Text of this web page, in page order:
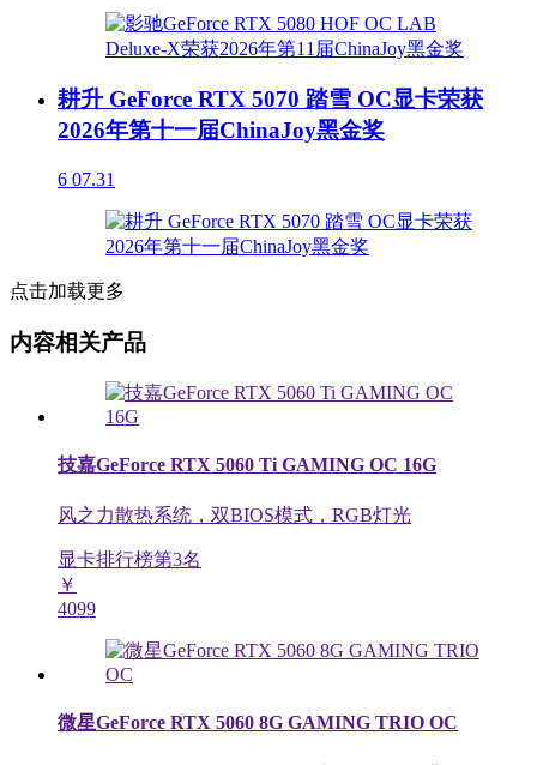
耕升 GeForce RTX 5070 踏雪 OC显卡荣获
2026年第十一届ChinaJoy黑金奖
6 07.31
点击加载更多
内容相关产品
技嘉GeForce RTX 5060 Ti GAMING OC 16G
风之力散热系统，双BIOS模式，RGB灯光
显卡排行榜第3名
￥
4099
微星GeForce RTX 5060 8G GAMING TRIO OC